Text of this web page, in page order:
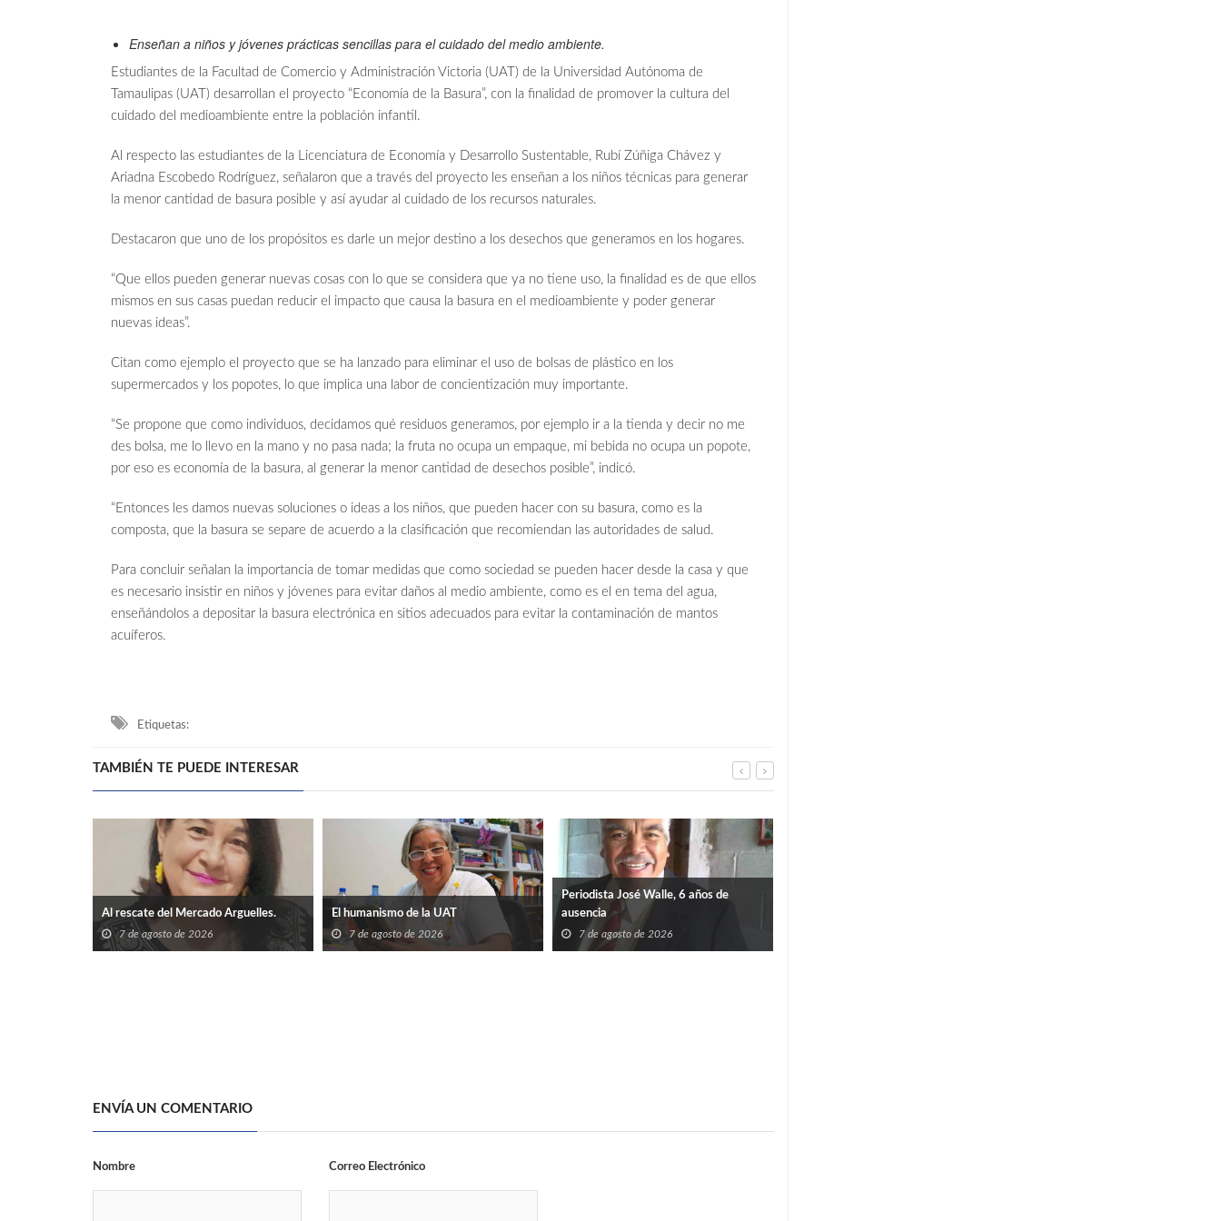
Enseñan a niños y jóvenes prácticas sencillas para el cuidado del medio ambiente.
Estudiantes de la Facultad de Comercio y Administración Victoria (UAT) de la Universidad Autónoma de
Tamaulipas (UAT) desarrollan el proyecto “Economía de la Basura”, con la finalidad de promover la cultura del
cuidado del medioambiente entre la población infantil.
Al respecto las estudiantes de la Licenciatura de Economía y Desarrollo Sustentable, Rubí Zúñiga Chávez y
Ariadna Escobedo Rodríguez, señalaron que a través del proyecto les enseñan a los niños técnicas para generar
la menor cantidad de basura posible y así ayudar al cuidado de los recursos naturales.
Destacaron que uno de los propósitos es darle un mejor destino a los desechos que generamos en los hogares.
“Que ellos pueden generar nuevas cosas con lo que se considera que ya no tiene uso, la finalidad es de que ellos
mismos en sus casas puedan reducir el impacto que causa la basura en el medioambiente y poder generar
nuevas ideas”.
Citan como ejemplo el proyecto que se ha lanzado para eliminar el uso de bolsas de plástico en los
supermercados y los popotes, lo que implica una labor de concientización muy importante.
“Se propone que como individuos, decidamos qué residuos generamos, por ejemplo ir a la tienda y decir no me
des bolsa, me lo llevo en la mano y no pasa nada; la fruta no ocupa un empaque, mi bebida no ocupa un popote,
por eso es economía de la basura, al generar la menor cantidad de desechos posible”, indicó.
“Entonces les damos nuevas soluciones o ideas a los niños, que pueden hacer con su basura, como es la
composta, que la basura se separe de acuerdo a la clasificación que recomiendan las autoridades de salud.
Para concluir señalan la importancia de tomar medidas que como sociedad se pueden hacer desde la casa y que
es necesario insistir en niños y jóvenes para evitar daños al medio ambiente, como es el en tema del agua,
enseñándolos a depositar la basura electrónica en sitios adecuados para evitar la contaminación de mantos
acuíferos.
Etiquetas:
TAMBIÉN TE PUEDE INTERESAR
Al rescate del Mercado Arguelles.
7 de agosto de 2026
El humanismo de la UAT
7 de agosto de 2026
Periodista José Walle, 6 años de
ausencia
7 de agosto de 2026
ENVÍA UN COMENTARIO
Nombre Correo Electrónico